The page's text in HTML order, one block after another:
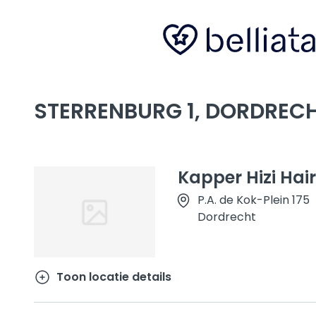
STERRENBURG 1,
Kapper Hizi Hair
P.A. de Kok-Plein 175
Dordrecht
Toon locatie details